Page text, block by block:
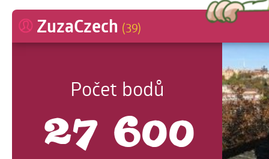
ZuzaCzech (39)
Počet bodů
27 600